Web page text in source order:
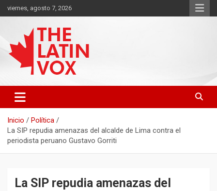
Saltar
al
viernes, agosto 7, 2026
THE LATIN VOX
Inicio
Política
La SIP repudia amenazas del alcalde de Lima contra el
periodista peruano Gustavo Gorriti
La SIP repudia amenazas del